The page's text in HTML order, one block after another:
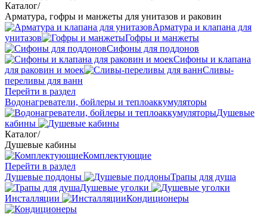
Каталог/
Арматура, гофры и манжеты для унитазов и раковин
Арматура и клапана для
унитазов
Гофры и манжеты
Сифоны для поддонов
Сифоны и клапана
для раковин и моек
Сливы-
переливы для ванн
Перейти в раздел
Водонагреватели, бойлеры и теплоаккумуляторы
Душевые
кабины
Каталог/
Душевые кабины
Комплектующие
Перейти в раздел
Душевые поддоны
Трапы для душа
Душевые уголки
Инсталляции
Кондиционеры